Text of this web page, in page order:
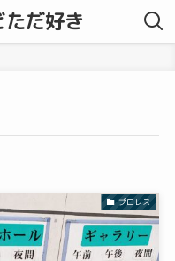
だ好き
プロレス